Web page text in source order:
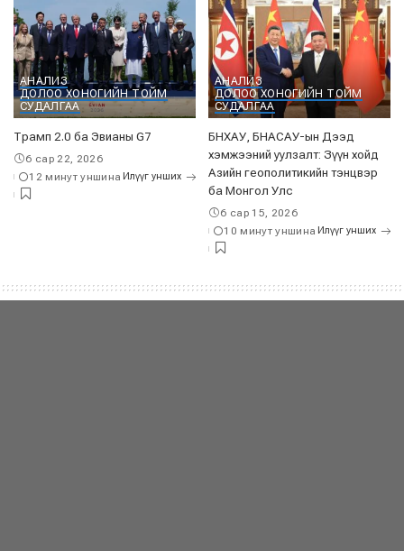
АНАЛИЗ
ДОЛОО ХОНОГИЙН ТОЙМ
СУДАЛГАА
Трамп 2.0 ба Эвианы G7
6 сар 22, 2026
12 минут уншина Илүүг унших
АНАЛИЗ
ДОЛОО ХОНОГИЙН ТОЙМ
СУДАЛГАА
БНХАУ, БНАСАУ-ын Дээд
хэмжээний уулзалт: Зүүн хойд
Азийн геополитикийн тэнцвэр
ба Монгол Улс
6 сар 15, 2026
10 минут уншина Илүүг унших